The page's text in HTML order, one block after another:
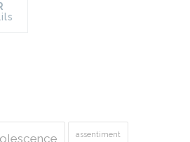
assentiment